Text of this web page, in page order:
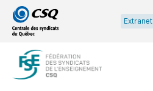
Passer
au
menu
principal
Passer
au
contenu
Extranet